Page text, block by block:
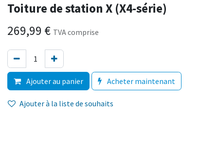
Toiture de station X (X4-série)
269,99 € TVA comprise
Ajouter au panier Acheter maintenant
Ajouter à la liste de souhaits